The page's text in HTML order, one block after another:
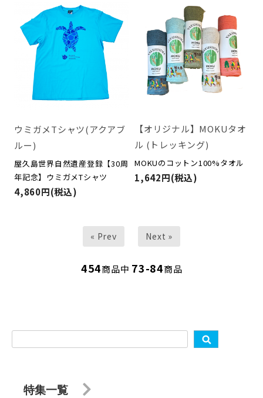
ウミガメTシャツ(アクアブ
ルー)
屋久島世界自然遺産登録【30周
年記念】ウミガメTシャツ
4,860円(税込)
【オリジナル】MOKUタオ
ル (トレッキング)
MOKUのコットン100%タオル
1,642円(税込)
« Prev Next »
454商品中 73-84商品
特集一覧